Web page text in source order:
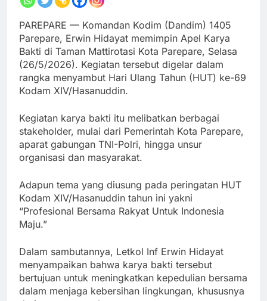
PAREPARE — Komandan Kodim (Dandim) 1405
Parepare, Erwin Hidayat memimpin Apel Karya
Bakti di Taman Mattirotasi Kota Parepare, Selasa
(26/5/2026). Kegiatan tersebut digelar dalam
rangka menyambut Hari Ulang Tahun (HUT) ke-69
Kodam XIV/Hasanuddin.
Kegiatan karya bakti itu melibatkan berbagai
stakeholder, mulai dari Pemerintah Kota Parepare,
aparat gabungan TNI-Polri, hingga unsur
organisasi dan masyarakat.
Adapun tema yang diusung pada peringatan HUT
Kodam XIV/Hasanuddin tahun ini yakni
“Profesional Bersama Rakyat Untuk Indonesia
Maju.”
Dalam sambutannya, Letkol Inf Erwin Hidayat
menyampaikan bahwa karya bakti tersebut
bertujuan untuk meningkatkan kepedulian bersama
dalam menjaga kebersihan lingkungan, khususnya